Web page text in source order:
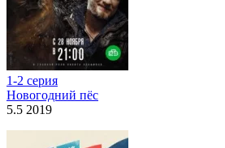
1-2 серия
Новогодний пёс
5.5 2019